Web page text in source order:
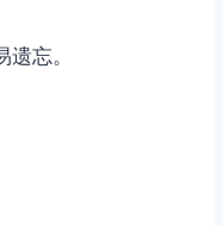
忘。